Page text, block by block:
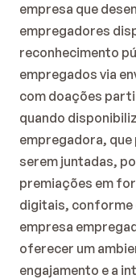
empresa que
empregadores
reconhecimento
empregados via
com doações
quando
empregadora, que
serem juntadas,
premiações em
digitais, conforme
empresa
oferecer um
engajamento e a